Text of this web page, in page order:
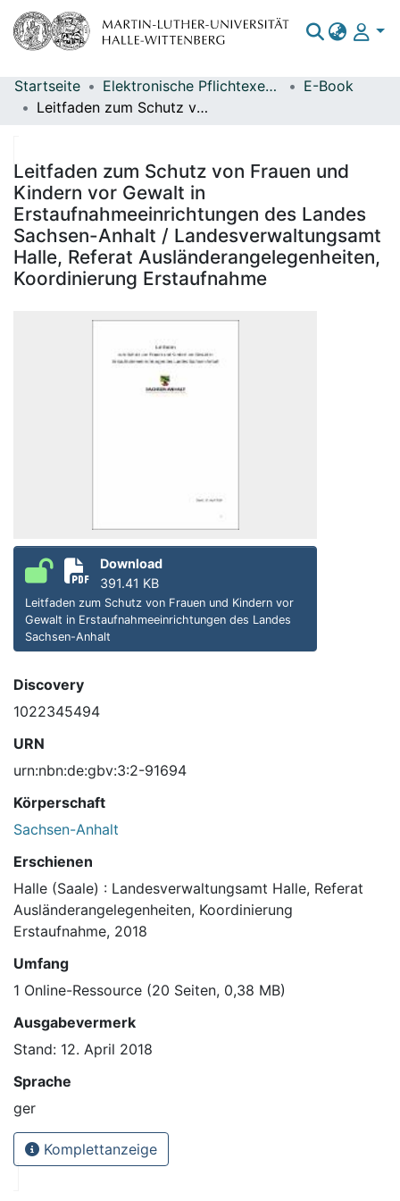
Bereiche & Sammlungen
Statistiken
Startseite Elektronische Pflichtexemplare
E-Book
Leitfaden zum Schutz von Frauen und Kindern vor Gewalt in Erstaufnahmeeinrichtungen des Landes Sachsen-Anhalt / Landesverwaltungsamt Halle, Referat Ausländerangelegenheiten, Koordinierung Erstaufnahme
Leitfaden zum Schutz von Frauen und
Kindern vor Gewalt in
Erstaufnahmeeinrichtungen des Landes
Sachsen-Anhalt / Landesverwaltungsamt
Halle, Referat Ausländerangelegenheiten,
Koordinierung Erstaufnahme
Download
391.41 KB
Leitfaden zum Schutz von Frauen und Kindern vor
Gewalt in Erstaufnahmeeinrichtungen des Landes
Sachsen-Anhalt
Discovery
1022345494
URN
urn:nbn:de:gbv:3:2-91694
Körperschaft
Sachsen-Anhalt
Erschienen
Halle (Saale) : Landesverwaltungsamt Halle, Referat
Ausländerangelegenheiten, Koordinierung
Erstaufnahme, 2018
Umfang
1 Online-Ressource (20 Seiten, 0,38 MB)
Ausgabevermerk
Stand: 12. April 2018
Sprache
ger
Komplettanzeige